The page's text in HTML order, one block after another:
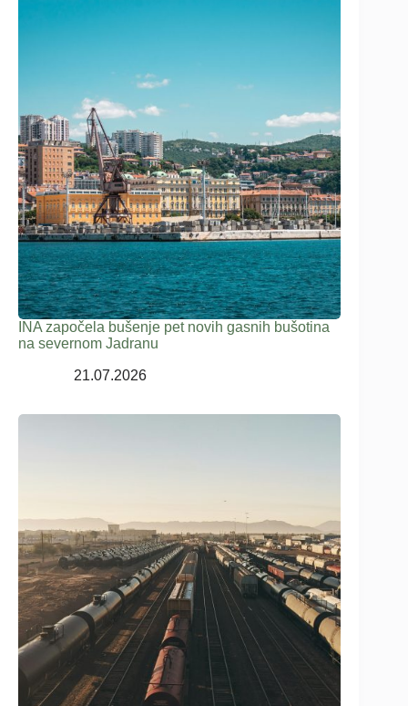
INA započela bušenje pet novih gasnih bušotina
na severnom Jadranu
21.07.2026